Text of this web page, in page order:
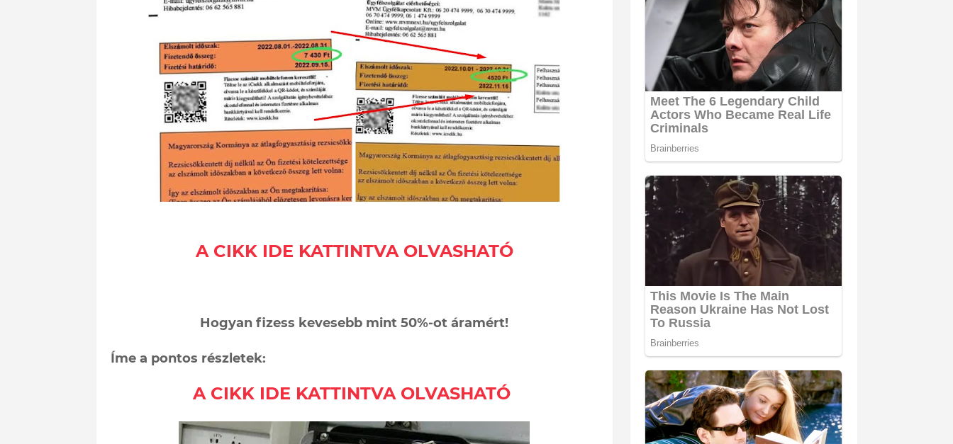
A CIKK IDE KATTINTVA OLVASHATÓ
Hogyan fizess kevesebb mint 50%-ot áramért!
Íme a pontos részletek:
A CIKK IDE KATTINTVA OLVASHATÓ